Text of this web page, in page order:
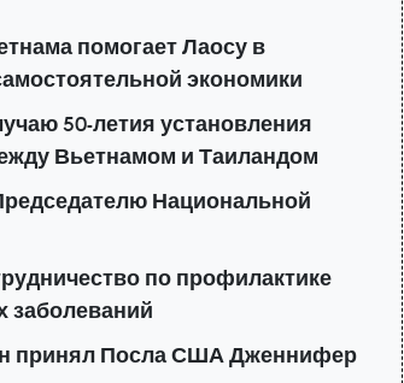
помогает Лаосу в
экономики
50-летия установления
Вьетнамом и Таиландом
Национальной
по профилактике
заболеваний
принял Посла США Дженнифер